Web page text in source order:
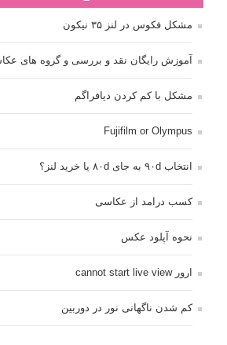
مشکل فکوس در لنز ۳۵ نیکون
آموزش رایگان نقد و بررسی و گروه های
مشکل با کم کردن دیافراگم
Fujifilm or Olympus
انتخاب ۹۰d به جای ۸۰d یا خرید لنز؟
کسب درامد از عکاسی
نحوه آپلود عکس
ارور cannot start live view
کم شدن ناگهانی نور در دوربین